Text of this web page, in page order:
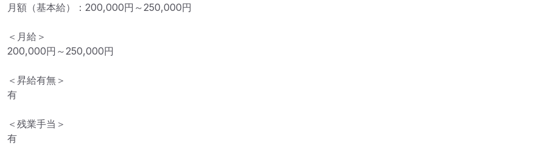
月額（基本給）：200,000円～250,000円
＜月給＞
200,000円～250,000円
＜昇給有無＞
有
＜残業手当＞
有